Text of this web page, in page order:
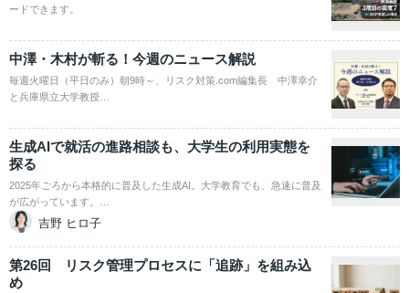
ードできます。
中澤・木村が斬る！今週のニュース解説
毎週火曜日（平日のみ）朝9時～、リスク対策.com編集長 中澤幸介
と兵庫県立大学教授…
生成AIで就活の進路相談も、大学生の利用実態を
探る
2025年ごろから本格的に普及した生成AI。大学教育でも、急速に普及
が広がっています。…
吉野 ヒロ子
第26回 リスク管理プロセスに「追跡」を組み込
め